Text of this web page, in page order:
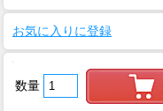
お気に入りに登録
数量